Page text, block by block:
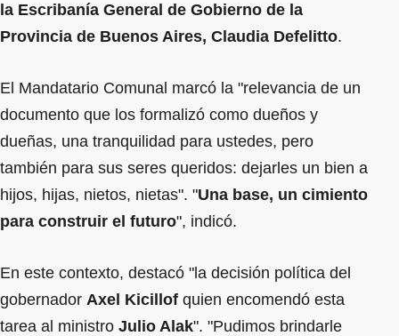
la Escribanía General de Gobierno de la
Provincia de Buenos Aires, Claudia Defelitto.
El Mandatario Comunal marcó la "relevancia de un
documento que los formalizó como dueños y
dueñas, una tranquilidad para ustedes, pero
también para sus seres queridos: dejarles un bien a
hijos, hijas, nietos, nietas". "Una base, un cimiento
para construir el futuro", indicó.
En este contexto, destacó "la decisión política del
gobernador Axel Kicillof quien encomendó esta
tarea al ministro Julio Alak". "Pudimos brindarle